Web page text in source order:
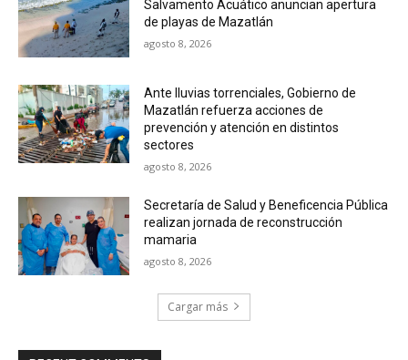
Salvamento Acuático anuncian apertura
de playas de Mazatlán
agosto 8, 2026
Ante lluvias torrenciales, Gobierno de
Mazatlán refuerza acciones de
prevención y atención en distintos
sectores
agosto 8, 2026
Secretaría de Salud y Beneficencia Pública
realizan jornada de reconstrucción
mamaria
agosto 8, 2026
Cargar más